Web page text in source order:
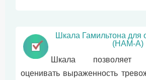
Шкала Гамильтона для
(HAM-A)
Шкала позволяет
оценивать выраженность